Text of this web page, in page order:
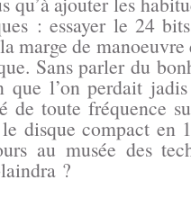
: essayer le 24
marge de
Sans parler du
que l’on perdait
de toute fréquence
disque compact en
au musée des
?